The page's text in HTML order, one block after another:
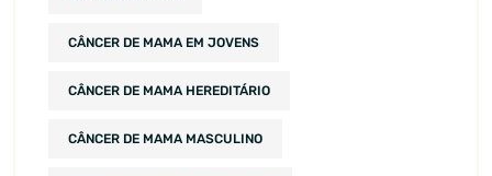
CÂNCER DE MAMA EM JOVENS
CÂNCER DE MAMA HEREDITÁRIO
CÂNCER DE MAMA MASCULINO